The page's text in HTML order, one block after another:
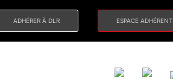
ADHÉRER À DLR ESPACE ADHÉRENT